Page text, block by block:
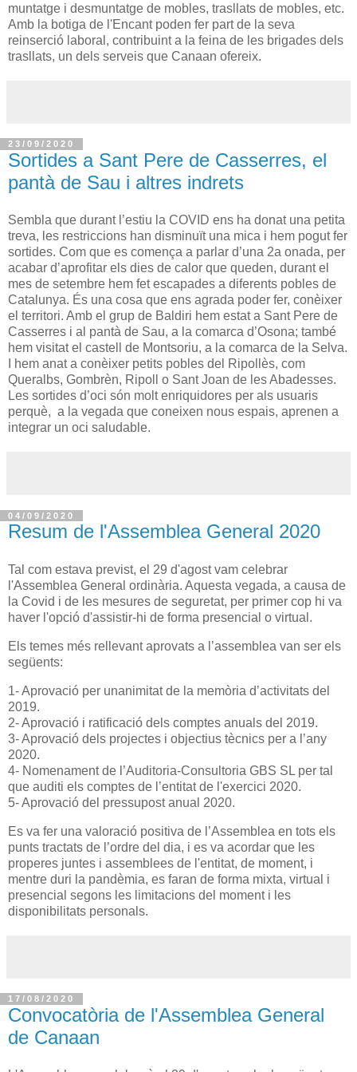
muntatge i desmuntatge de mobles, trasllats de mobles, etc.
Amb la botiga de l'Encant poden fer part de la seva
reinserció laboral, contribuint a la feina de les brigades dels
trasllats, un dels serveis que Canaan ofereix.
23/09/2020
Sortides a Sant Pere de Casserres, el
pantà de Sau i altres indrets
Sembla que durant l’estiu la COVID ens ha donat una petita
treva, les restriccions han disminuït una mica i hem pogut fer
sortides. Com que es comença a parlar d’una 2a onada, per
acabar d’aprofitar els dies de calor que queden, durant el
mes de setembre hem fet escapades a diferents pobles de
Catalunya. És una cosa que ens agrada poder fer, conèixer
el territori. Amb el grup de Baldiri hem estat a Sant Pere de
Casserres i al pantà de Sau, a la comarca d’Osona; també
hem visitat el castell de Montsoriu, a la comarca de la Selva.
I hem anat a conèixer petits pobles del Ripollès, com
Queralbs, Gombrèn, Ripoll o Sant Joan de les Abadesses.
Les sortides d’oci són molt enriquidores per als usuaris
perquè, a la vegada que coneixen nous espais, aprenen a
integrar un oci saludable.
04/09/2020
Resum de l'Assemblea General 2020
Tal com estava previst, el 29 d'agost vam celebrar
l'Assemblea General ordinària. Aquesta vegada, a causa de
la Covid i de les mesures de seguretat, per primer cop hi va
haver l'opció d'assistir-hi de forma presencial o virtual.
Els temes més rellevant aprovats a l’assemblea van ser els
següents:
1- Aprovació per unanimitat de la memòria d’activitats del
2019.
2- Aprovació i ratificació dels comptes anuals del 2019.
3- Aprovació dels projectes i objectius tècnics per a l’any
2020.
4- Nomenament de l’Auditoria-Consultoria GBS SL per tal
que auditi els comptes de l’entitat de l'exercici 2020.
5- Aprovació del pressupost anual 2020.
Es va fer una valoració positiva de l’Assemblea en tots els
punts tractats de l’ordre del dia, i es va acordar que les
properes juntes i assemblees de l'entitat, de moment, i
mentre duri la pandèmia, es faran de forma mixta, virtual i
presencial segons les limitacions del moment i les
disponibilitats personals.
17/08/2020
Convocatòria de l'Assemblea General
de Canaan